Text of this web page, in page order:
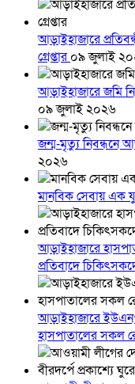
আড়াইহাজারে
গ্রেপ্তার০৯ জুলাই
আড়াইহাজারে জমি
০৯ জুলাই ২০২৬
জন্ম-মৃত্যু নিবন্ধনে
২০২৬
মানবিক সেবায় এক
আড়াইহাজারে
প্রতিবাদে
আড়াইহাজারে
হাসপাতালের সকল